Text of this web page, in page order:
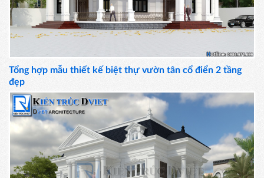
Tổng hợp mẫu thiết kế biệt thự vườn tân cổ điển 2 tầng
đẹp